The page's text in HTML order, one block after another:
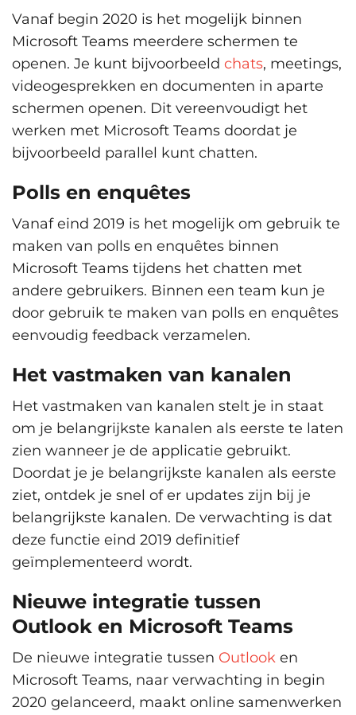
Vanaf begin 2020 is het mogelijk binnen
Microsoft Teams meerdere schermen te
openen. Je kunt bijvoorbeeld chats, meetings,
videogesprekken en documenten in aparte
schermen openen. Dit vereenvoudigt het
werken met Microsoft Teams doordat je
bijvoorbeeld parallel kunt chatten.
Polls en enquêtes
Vanaf eind 2019 is het mogelijk om gebruik te
maken van polls en enquêtes binnen
Microsoft Teams tijdens het chatten met
andere gebruikers. Binnen een team kun je
door gebruik te maken van polls en enquêtes
eenvoudig feedback verzamelen.
Het vastmaken van kanalen
Het vastmaken van kanalen stelt je in staat
om je belangrijkste kanalen als eerste te laten
zien wanneer je de applicatie gebruikt.
Doordat je je belangrijkste kanalen als eerste
ziet, ontdek je snel of er updates zijn bij je
belangrijkste kanalen. De verwachting is dat
deze functie eind 2019 definitief
geïmplementeerd wordt.
Nieuwe integratie tussen
Outlook en Microsoft Teams
De nieuwe integratie tussen Outlook en
Microsoft Teams, naar verwachting in begin
2020 gelanceerd, maakt online samenwerken